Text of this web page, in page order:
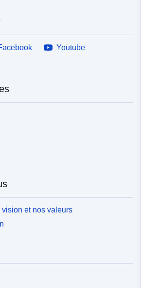
Youtube
et nos valeurs